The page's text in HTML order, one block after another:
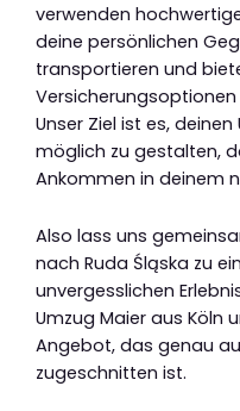
verwenden
deine persönlichen
transportieren und
Unser Ziel ist es,
möglich zu gestalten,
Ankommen in deinem
Also lass uns
nach Ruda Śląska zu
unvergesslichen
Umzug Maier aus Köln
Angebot, das genau
zugeschnitten ist.